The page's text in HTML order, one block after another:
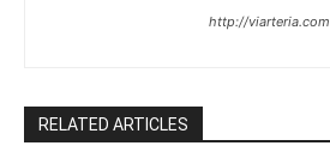
http://viarteria.com
RELATED ARTICLES